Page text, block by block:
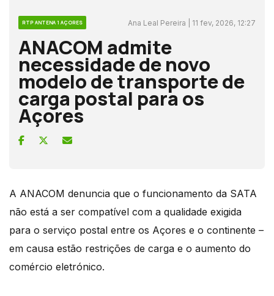
RTP ANTENA 1 AÇORES Ana Leal Pereira | 11 fev, 2026, 12:27
ANACOM admite
necessidade de novo
modelo de transporte de
carga postal para os
Açores
A ANACOM denuncia que o funcionamento da SATA
não está a ser compatível com a qualidade exigida
para o serviço postal entre os Açores e o continente –
em causa estão restrições de carga e o aumento do
comércio eletrónico.